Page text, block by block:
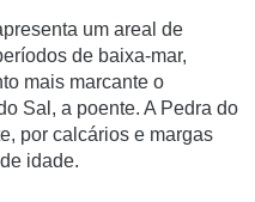
um areal de
de baixa-mar,
mais marcante o
Sal, a poente. A Pedra do
por calcários e margas
idade.